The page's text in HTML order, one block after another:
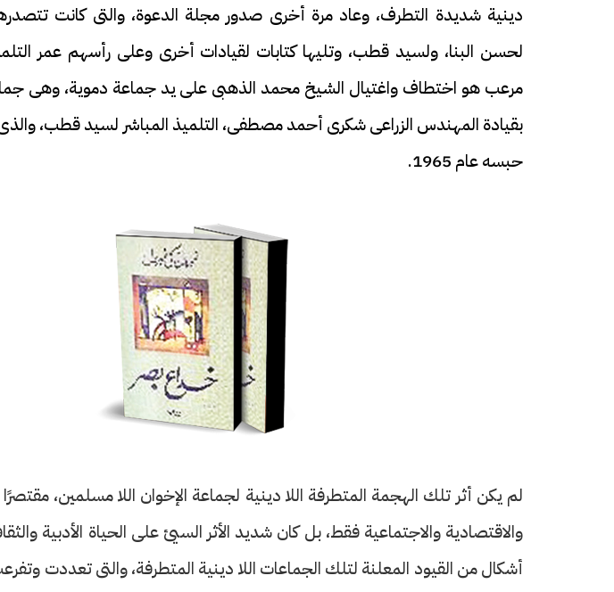
دينية شديدة التطرف، وعاد مرة أخرى صدور مجلة الدعوة، والتى كانت
لحسن البنا، ولسيد قطب، وتليها كتابات لقيادات أخرى وعلى رأسهم عمر
مرعب هو اختطاف واغتيال الشيخ محمد الذهبى على يد جماعة دموية، وهى
بقيادة المهندس الزراعى شكرى أحمد مصطفى، التلميذ المباشر لسيد قطب،
حبسه عام 1965.
لم يكن أثر تلك الهجمة المتطرفة اللا دينية لجماعة الإخوان اللا مسلمين،
والاقتصادية والاجتماعية فقط، بل كان شديد الأثر السيئ على الحياة الأدبية
أشكال من القيود المعلنة لتلك الجماعات اللا دينية المتطرفة، والتى تعددت